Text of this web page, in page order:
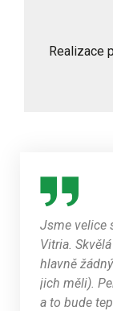
Realizace
Jsme velice
Vitria.
hlavně
jich měli).
a to bude